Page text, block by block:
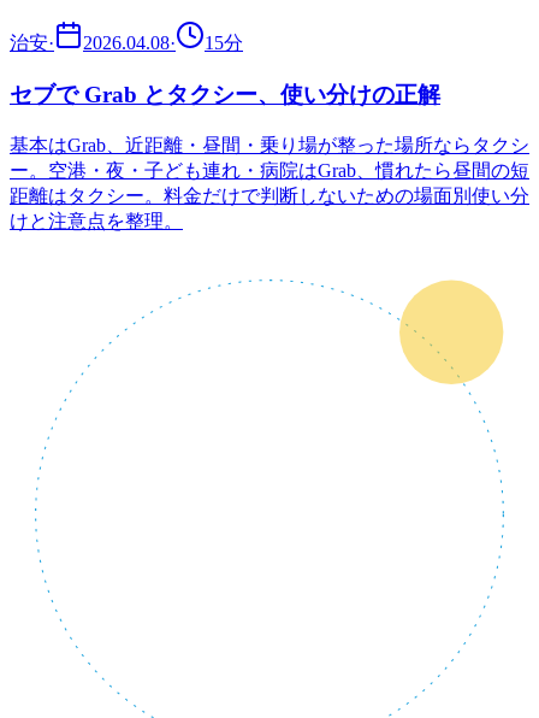
治安· 2026.04.08· 15分
セブで Grab とタクシー、使い分けの正解
基本はGrab、近距離・昼間・乗り場が整った場所ならタクシ
ー。空港・夜・子ども連れ・病院はGrab、慣れたら昼間の短
距離はタクシー。料金だけで判断しないための場面別使い分
けと注意点を整理。